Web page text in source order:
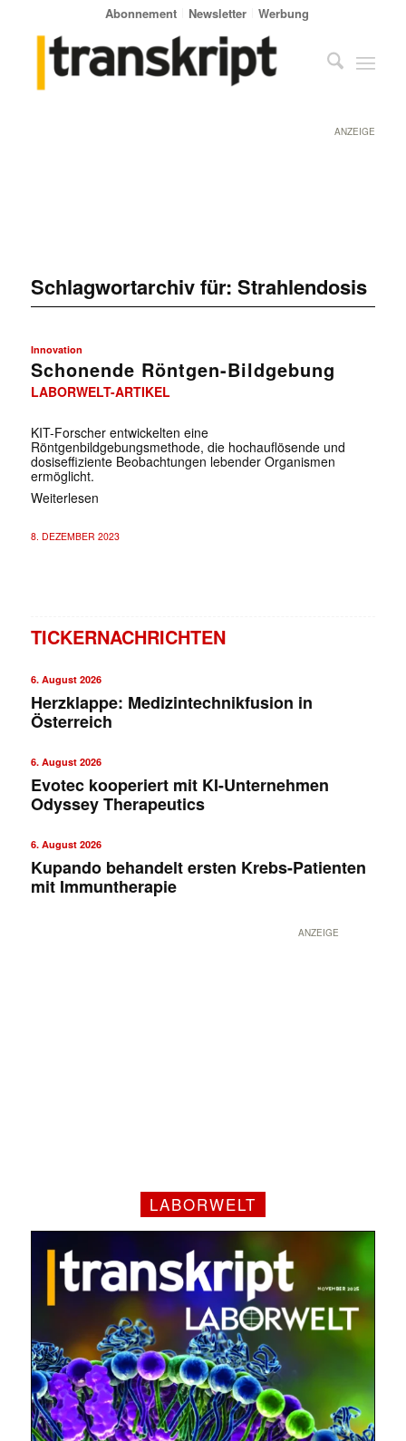
Abonnement Newsletter Werbung
ANZEIGE
Schlagwortarchiv für: Strahlendosis
Innovation
Schonende Röntgen-Bildgebung
LABORWELT-ARTIKEL
KIT-Forscher entwickelten eine
Röntgenbildgebungsmethode, die hochauflösende und
dosiseffiziente Beobachtungen lebender Organismen
ermöglicht.
Weiterlesen
8. DEZEMBER 2023
TICKERNACHRICHTEN
6. August 2026
Herzklappe: Medizintechnikfusion in
Österreich
6. August 2026
Evotec kooperiert mit KI-Unternehmen
Odyssey Therapeutics
6. August 2026
Kupando behandelt ersten Krebs-Patienten
mit Immuntherapie
ANZEIGE
LABORWELT